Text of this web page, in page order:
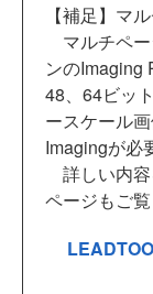
【補足】マ
マルチペー
ンのImaging
48、64ビッ
ースケール
Imagingが必
詳しい内容
ページもご覧